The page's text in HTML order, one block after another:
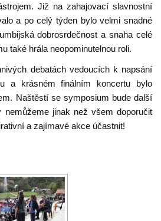
Již na zahajovací slavnostní
a po celý týden bylo velmi snadné
dobrosrdečnost a snaha celé
také hrála neopominutelnou roli.
debatách vedoucích k napsání
a krásném finálním koncertu bylo
Naštěstí se symposium bude další
jinak než všem doporučit
a zajímavé akce účastnit!